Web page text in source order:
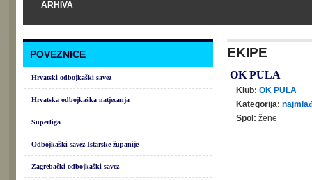
ARHIVA
POVEZNICE
Hrvatski odbojkaški savez
Hrvatska odbojkaška natjecanja
Superliga
Odbojkaški savez Istarske županije
Zagrebački odbojkaški savez
EKIPE
OK PULA
Klub: OK PULA
Kategorija:
Spol: žene